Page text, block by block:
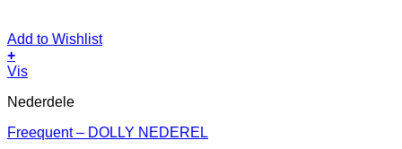
Add to Wishlist
+
Dette
har
varianter.
Vis
Nederdele
Freequent – DOLLY NEDEREL